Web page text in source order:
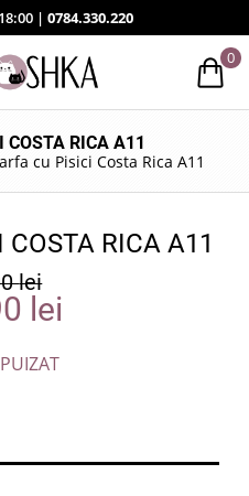
| 0784.330.220
0
COSTA RICA A11
cu Pisici Costa Rica A11
COSTA RICA A11
lei
lei